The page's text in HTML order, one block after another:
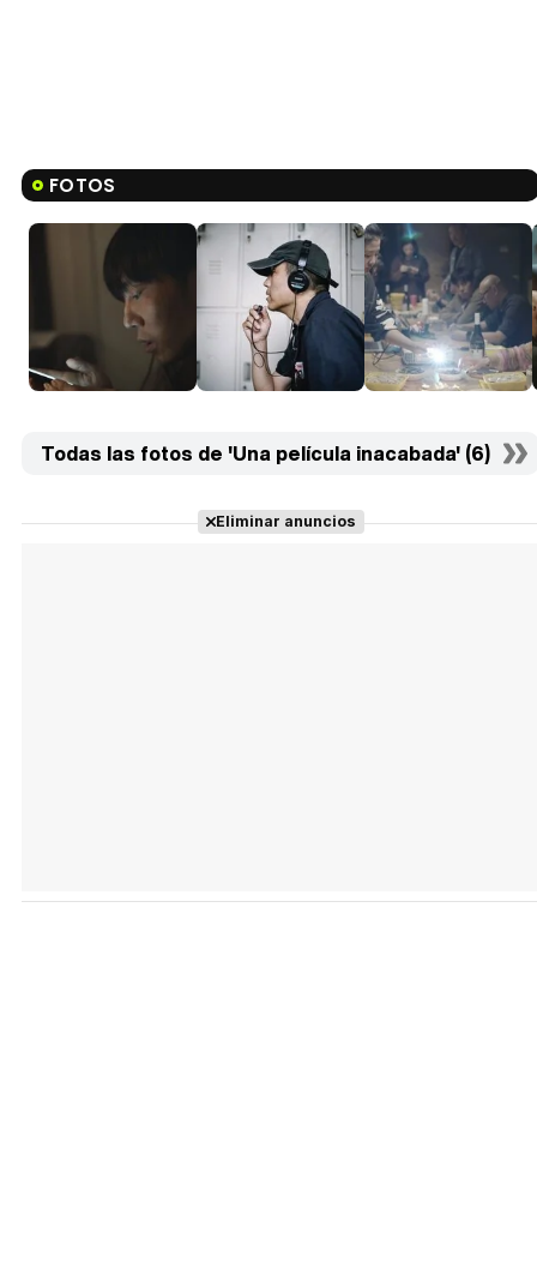
FOTOS
Todas las fotos de 'Una película inacabada' (6)
Eliminar anuncios